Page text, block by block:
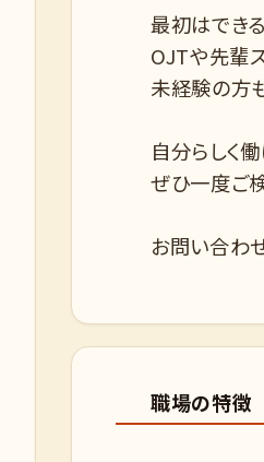
最初はでき
OJTや先輩
未経験の方
自分らしく
ぜひ一度ご
お問い合わ
職場の特徴